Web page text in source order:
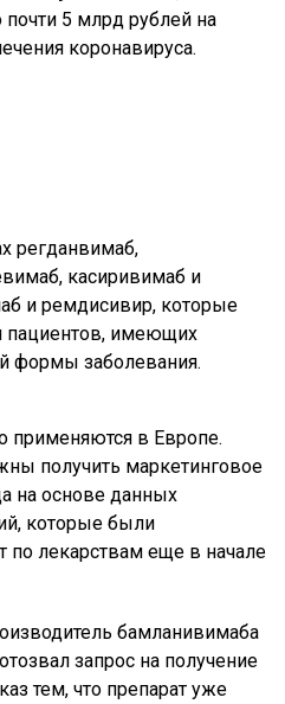
5 млрд рублей на
коронавируса.
регданвимаб,
касиривимаб и
и ремдисивир, которые
пациентов, имеющих
формы заболевания.
применяются в Европе.
получить маркетинговое
на основе данных
которые были
по лекарствам еще в начале
бамланивимаба
запрос на получение
тем, что препарат уже